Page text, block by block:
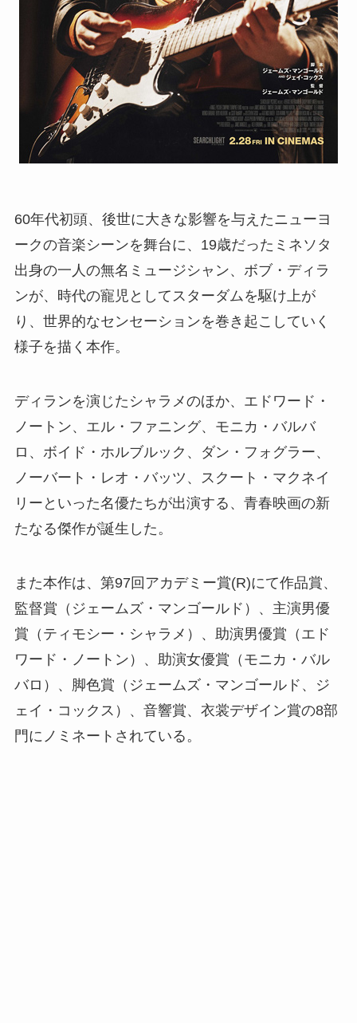
60年代初頭、後世に大きな影響を与えたニューヨ
ークの音楽シーンを舞台に、19歳だったミネソタ
出身の一人の無名ミュージシャン、ボブ・ディラ
ンが、時代の寵児としてスターダムを駆け上が
り、世界的なセンセーションを巻き起こしていく
様子を描く本作。
ディランを演じたシャラメのほか、エドワード・
ノートン、エル・ファニング、モニカ・バルバ
ロ、ボイド・ホルブルック、ダン・フォグラー、
ノーバート・レオ・バッツ、スクート・マクネイ
リーといった名優たちが出演する、青春映画の新
たなる傑作が誕生した。
また本作は、第97回アカデミー賞(R)にて作品賞、
監督賞（ジェームズ・マンゴールド）、主演男優
賞（ティモシー・シャラメ）、助演男優賞（エド
ワード・ノートン）、助演女優賞（モニカ・バル
バロ）、脚色賞（ジェームズ・マンゴールド、ジ
ェイ・コックス）、音響賞、衣裳デザイン賞の8部
門にノミネートされている。